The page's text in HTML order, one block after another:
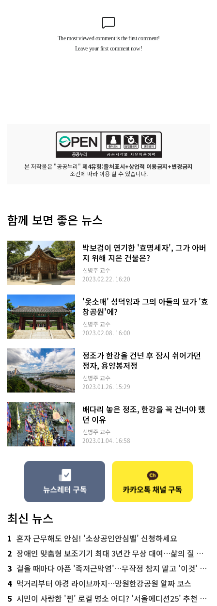
본 저작물은 "공공누리" 제4유형:출처표시+상업적 이용금지+변경금지
조건에 따라 이용 할 수 있습니다.
함께 보면 좋은 뉴스
박보검이 연기한 '효명세자', 그가 아버
지 위해 지은 건물은?
신병주 교수
2023.02.22. 16:20
'옷소매' 성덕임과 그의 아들의 묘가 '효
창공원'에?
신병주 교수
2023.02.08. 16:00
정조가 한강을 건넌 후 잠시 쉬어가던
정자, 용양봉저정
신병주 교수
2023.01.26. 15:29
배다리 놓은 정조, 한강을 꼭 건너야 했
던 이유
신병주 교수
2023.01.04. 16:58
최신 뉴스
1 혼자 근무해도 안심! '소상공인안심벨' 신청하세요
2 장애인 맞춤형 보조기기 최대 3년간 무상 대여…삶의 질 높인다
3 걸을 때마다 아픈 '족저근막염'…무작정 참지 말고 '이것' 해보세요!
4 먹거리부터 야경 라이브까지…망원한강공원 알짜 코스
5 시민이 사랑한 '찐' 로컬 명소 어디? '서울에디션25' 추천 코스